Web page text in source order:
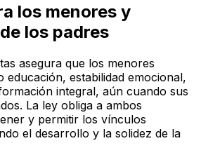
los menores y
los padres
asegura que los menores
educación, estabilidad emocional,
integral, aún cuando sus
La ley obliga a ambos
y permitir los vínculos
el desarrollo y la solidez de la